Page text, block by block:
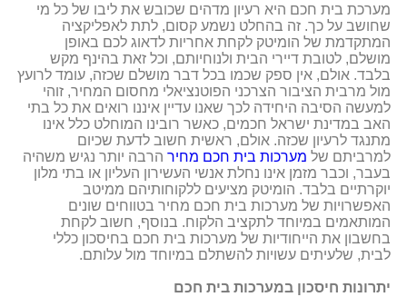
מערכת בית חכם היא רעיון מדהים שכובש את ליבו של כל מי
שחושב על כך. זה בהחלט נשמע קסום, לתת לאפליקציה
המתקדמת של הומיטק לקחת אחריות לדאוג לכם באופן
מושלם, לטובת דיירי הבית ולנוחיותם, וכל זאת בהינף מקש
בלבד. אולם, אין ספק שכמו בכל דבר מושלם שכזה, עומד לרועץ
מול מרבית הציבור הצרכני הפוטנציאלי מחסום המחיר, זוהי
למעשה הסיבה היחידה לכך שאנו עדיין איננו רואים את כל בתי
האב במדינת ישראל חכמים, כאשר רובינו המוחלט כלל אינו
מתנגד לרעיון שכזה. אולם, ראשית חשוב לדעת שכיום
למרביתם של מערכות בית חכם מחיר הרבה יותר נגיש משהיה
בעבר, וכבר מזמן אינו נחלת אנשי העשירון העליון או בתי מלון
יוקרתיים בלבד. הומיטק מציעים ללקוחותיהם ממיטב
האפשרויות של מערכות בית חכם מחיר בטווחים שונים
המותאמים במיוחד לתקציב הלקוח. בנוסף, חשוב לקחת
בחשבון את הייחודיות של מערכות בית חכם בחיסכון כללי
לבית, שלעיתים עשויות להשתלם במיוחד מול עלותם.
יתרונות חיסכון במערכות בית חכם